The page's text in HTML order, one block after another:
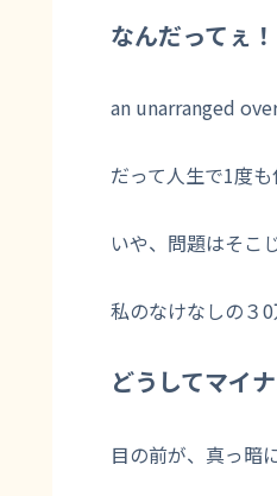
なんだってぇ
an unarranged
だって人生で1度
いや、問題はそこ
私のなけなしの３0
どうしてマイ
目の前が、真っ暗